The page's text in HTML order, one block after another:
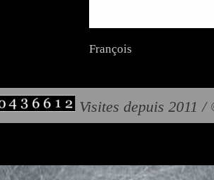
François
Visites depuis 2011